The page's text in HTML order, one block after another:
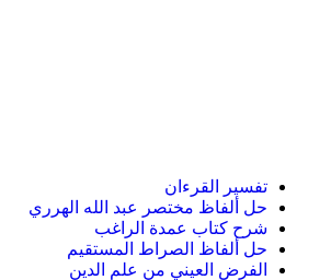
تفسير القرءان
حل ألفاظ مختصر عبد الله الهرري
شرح كتاب عمدة الراغب
حل ألفاظ الصراط المستقيم
الفرض العيني من علم الدين